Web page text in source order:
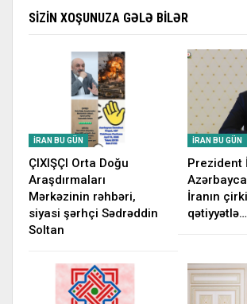
SIZIN XOŞUNUZA GƏLƏ BILƏR
İRAN BU GÜN
ÇIXIŞÇI Orta Doğu
Araşdırmaları
Mərkəzinin rəhbəri,
siyasi şərhçi Sədrəddin
Soltan
İRAN BU GÜN
Prezident
İranın
qətiyyətlə…